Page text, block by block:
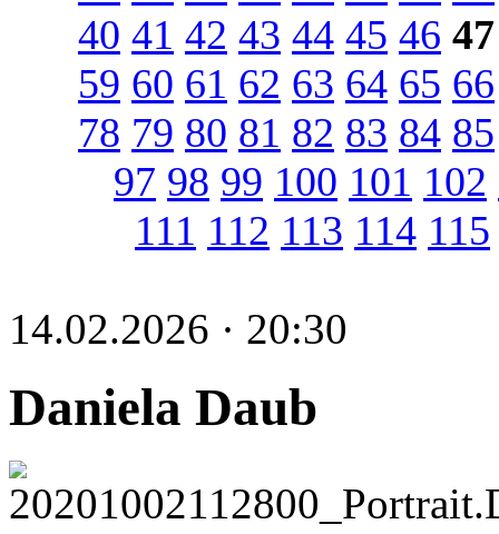
40 41 42 43 44 45 46 47
59 60 61 62 63 64 65 66
78 79 80 81 82 83 84 85
97 98 99 100 101 102
111 112 113 114 115
14.02.2026 · 20:30
Daniela Daub